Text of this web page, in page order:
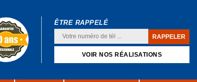
ÊTRE RAPPELÉ
VOIR NOS RÉALISATIONS